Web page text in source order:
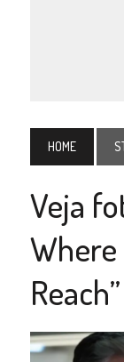
HOME
Veja
Reach”